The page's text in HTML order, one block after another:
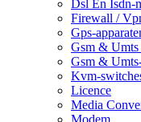
Dsl En Isdn-
Firewall /
Gps-
Gsm & Umts
Gsm &
Kvm-
Licence
Media